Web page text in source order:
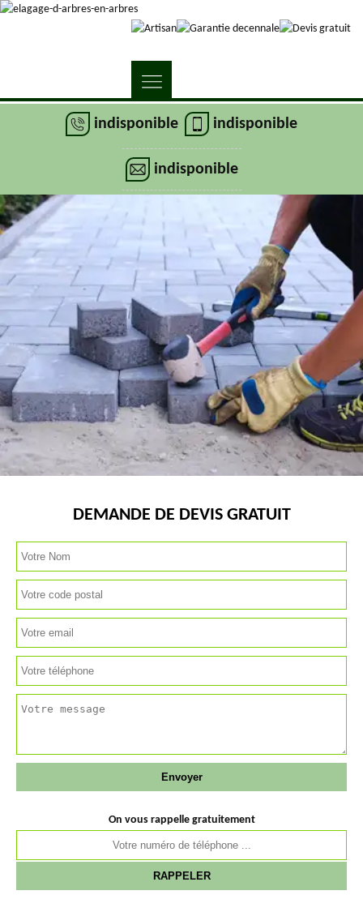
indisponible indisponible
indisponible
DEMANDE DE DEVIS GRATUIT
On vous rappelle gratuitement